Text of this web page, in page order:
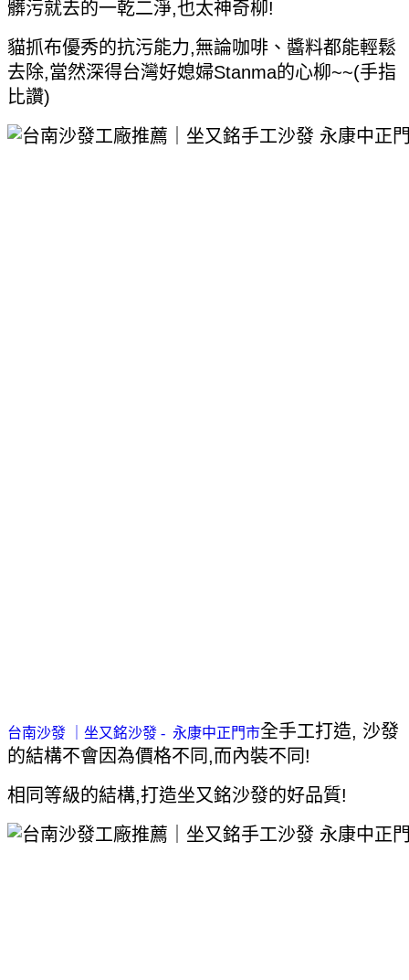
髒污就去的一乾二淨,也太神奇柳!
貓抓布優秀的抗污能力,無論咖啡、醬料都能輕鬆
去除,當然深得台灣好媳婦Stanma的心柳~~(手指
比讚)
台南沙發 ｜坐又銘沙發 - 永康中正門市全手工打造, 沙發
的結構不會因為價格不同,而內裝不同!
相同等級的結構,打造坐又銘沙發的好品質!